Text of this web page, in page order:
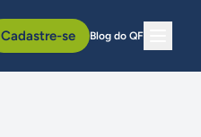
Cadastre-se Blog do QF